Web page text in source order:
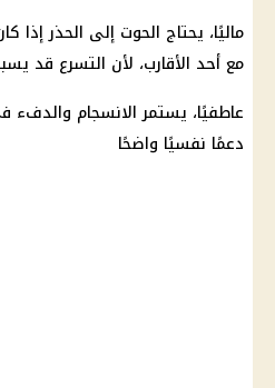
ماليًا، يحتاج الحوت إلى الحذر
مع أحد الأقارب، لأن التسرع قد
عاطفيًا، يستمر الانسجام والدفء
دعمًا نفسيًا واضحًا